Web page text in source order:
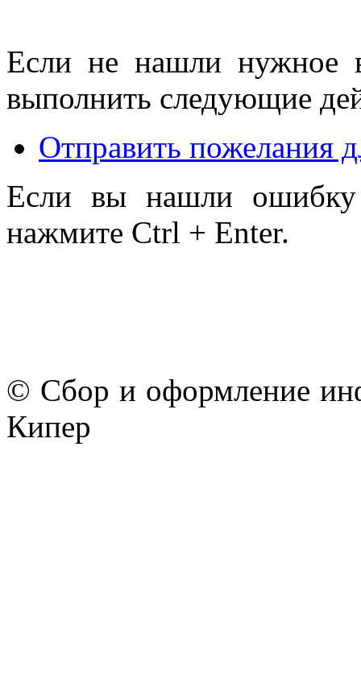
Если не нашли нужное
выполнить следующие
Отправить пожелания
Если вы нашли ошибку
нажмите Ctrl + Enter.
© Сбор и оформление
Кипер